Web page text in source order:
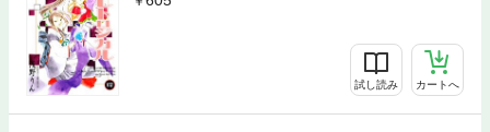
試し読み カートへ